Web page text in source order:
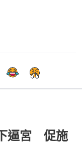
逼宮 促施